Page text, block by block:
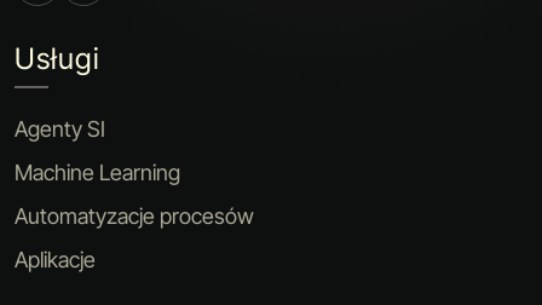
Usługi
Agenty SI
Machine Learning
Automatyzacje procesów
Aplikacje